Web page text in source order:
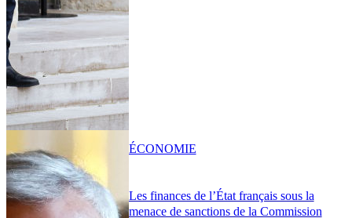
Les finances de l’État français sous la
menace de sanctions de la Commission
ÉCONOMIE